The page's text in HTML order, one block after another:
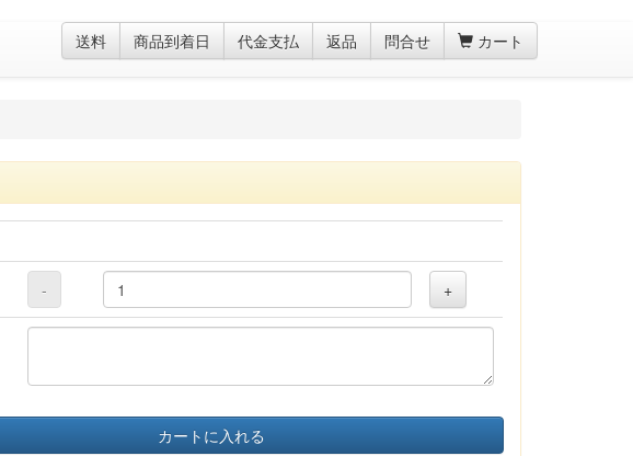
送料 商品到着日 代金支払 返品 問合せ カート
- +
カートに入れる